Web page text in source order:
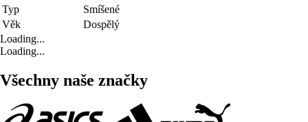
Typ
Smíšené
Věk
Dospělý
Loading...
Loading...
Všechny naše značky